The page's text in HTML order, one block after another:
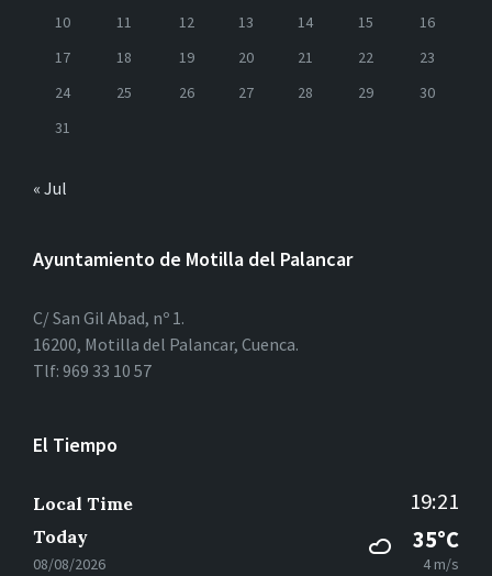
10
11 12 13 14 15
16
17
18 19 20 21 22
23
24
25 26 27 28 29
30
31
« Jul
Ayuntamiento de Motilla del Palancar
C/ San Gil Abad, nº 1.
16200, Motilla del Palancar, Cuenca.
Tlf: 969 33 10 57
El Tiempo
Local Time 19:21
Today
08/08/2026
35°C
4 m/s